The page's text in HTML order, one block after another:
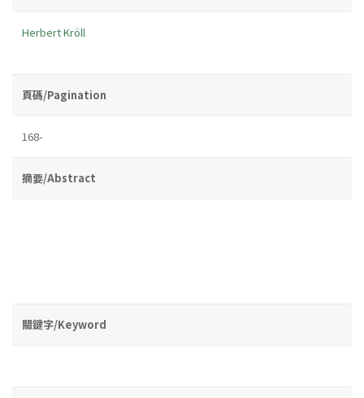
Herbert Kröll
頁碼/Pagination
168-
摘要/Abstract
關鍵字/Keyword